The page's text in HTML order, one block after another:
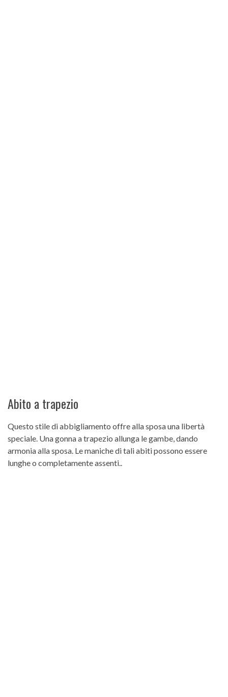
Abito a trapezio
Questo stile di abbigliamento offre alla sposa una libertà
speciale. Una gonna a trapezio allunga le gambe, dando
armonia alla sposa. Le maniche di tali abiti possono essere
lunghe o completamente assenti..